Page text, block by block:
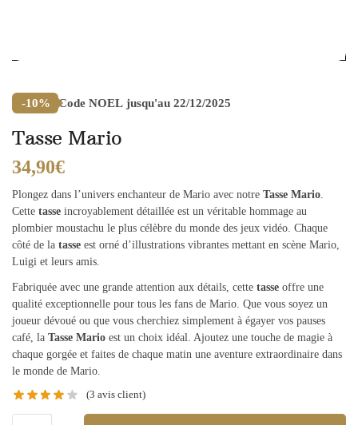
-10% Code NOEL jusqu'au 22/12/2025
Tasse Mario
34,90€
Plongez dans l’univers enchanteur de Mario avec notre Tasse Mario.
Cette tasse incroyablement détaillée est un véritable hommage au
plombier moustachu le plus célèbre du monde des jeux vidéo. Chaque
côté de la tasse est orné d’illustrations vibrantes mettant en scène Mario,
Luigi et leurs amis.
Fabriquée avec une grande attention aux détails, cette tasse offre une
qualité exceptionnelle pour tous les fans de Mario. Que vous soyez un
joueur dévoué ou que vous cherchiez simplement à égayer vos pauses
café, la Tasse Mario est un choix idéal. Ajoutez une touche de magie à
chaque gorgée et faites de chaque matin une aventure extraordinaire dans
le monde de Mario.
(3 avis client)